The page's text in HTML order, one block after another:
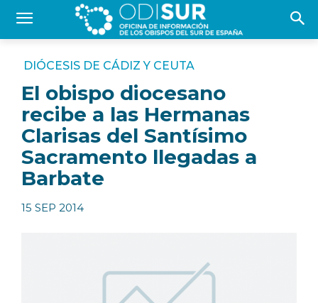
DIÓCESIS DE CÁDIZ Y CEUTA
El obispo diocesano
recibe a las Hermanas
Clarisas del Santísimo
Sacramento llegadas a
Barbate
15 SEP 2014